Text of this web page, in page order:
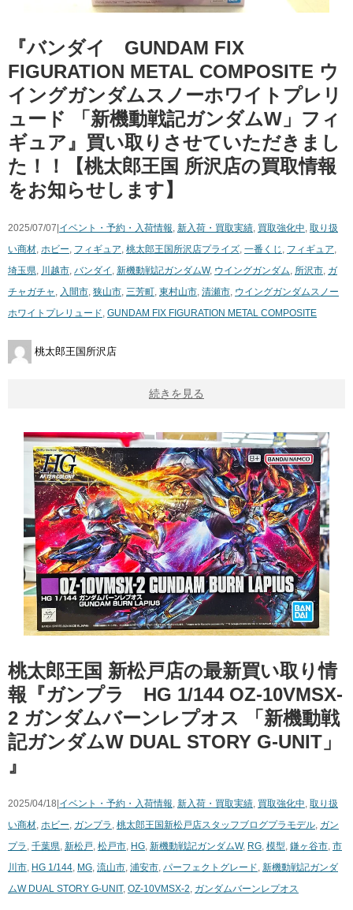
『バンダイ GUNDAM FIX
FIGURATION METAL COMPOSITE ウ
イングガンダムスノーホワイトプレリ
ュード 「新機動戦記ガンダムW」フィ
ギュア』買い取りさせていただきまし
た！！【桃太郎王国 所沢店の買取情報
をお知らせします】
2025/07/07|イベント・予約・入荷情報 新入荷・買取実績 買取強化中 取り扱
い商材 ホビー フィギュア 桃太郎王国所沢店プライズ 一番くじ フィギュア
埼玉県
川越市 バンダイ 新機動戦記ガンダムW, ウイングガンダム 所沢市 ガ
チャガチャ
入間市 狭山市 三芳町 東村山市 清瀬市 ウイングガンダムスノー
ホワイトプレリュード GUNDAM FIX FIGURATION METAL COMPOSITE
桃太郎王国所沢店
続きを見る
桃太郎王国 新松戸店の最新買い取り情
報『ガンプラ ​HG 1/144 ​OZ-10VMSX-
2 ​ガンダムバーンレプオス ​「新機動戦
記ガンダムW ​DUAL ​STORY ​G-UNIT」
』
2025/04/18| イベント・予約・入荷情報, 新入荷・買取実績, 買取強化中, 取り扱
い商材, ホビー, ガンプラ , 桃太郎王国新松戸店スタッフブログプラモデル, ガン
プラ , 千葉県, 新松戸, 松戸市, HG, 新機動戦記ガンダムW, RG, 模型, 鎌ヶ谷市, 市
川市, HG 1/144, MG, 流山市, 浦安市, パーフェクトグレード, 新機動戦記ガンダ
ムW ​DUAL ​STORY ​G-UNIT, OZ-10VMSX-2, ガンダムバーンレプオス